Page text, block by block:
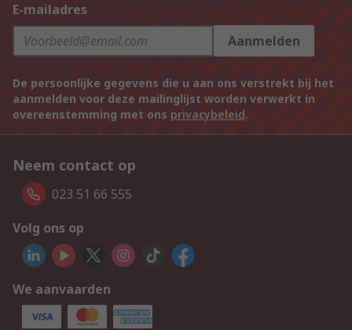
E-mailadres
Aanmelden
De persoonlijke gegevens die u aan ons verstrekt bij het
aanmelden voor deze mailinglijst worden verwerkt in
overeenstemming met ons privacybeleid.
Neem contact op
023 51 66 555
Volg ons op
We aanvaarden